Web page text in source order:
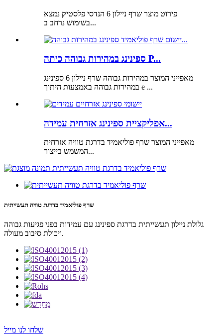
פירוט מוצר שרף ניילון 6 הנדסי פלסטיק נמצא
בשימוש נרחב ב...
ספינינג במהירות גבוהה כיתה P...
מאפייני המוצר במהירות גבוהה שרף ניילון 6 ספינינג
במהירות גבוהה באמצעות היתוך e ...
אפליקציית ספינינג אזרחית עמידה...
מאפייני המוצר שרף פוליאמיד בדרגת טוויה אזרחית
המשמש בייצור...
שרף פוליאמיד בדרגת טוויה תעשייתית
גלולת ניילון תעשייתית בדרגת ספינינג עם עמידות בפני פגיעות גבוהה
ויכולת סיבוב מעולה.
שלחו לנו מייל